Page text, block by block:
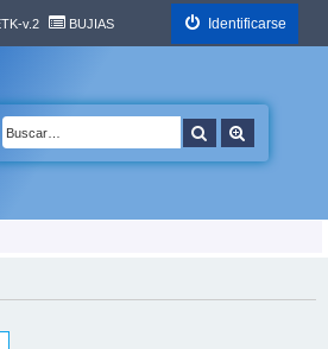
v.2 BUJIAS Identificarse
Buscar